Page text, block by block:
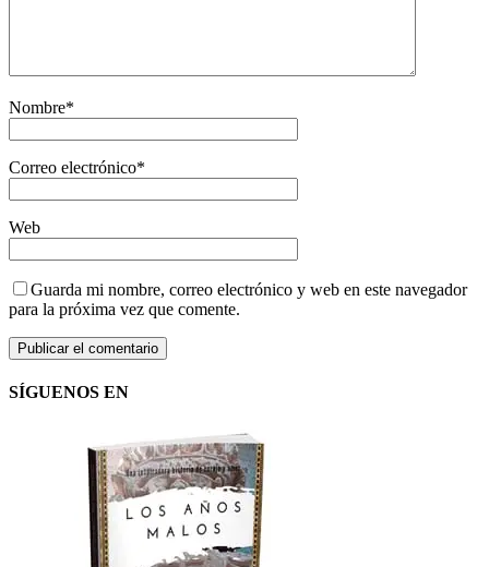
Nombre*
Correo electrónico*
Web
Guarda mi nombre, correo electrónico y web en este navegador
para la próxima vez que comente.
SÍGUENOS EN